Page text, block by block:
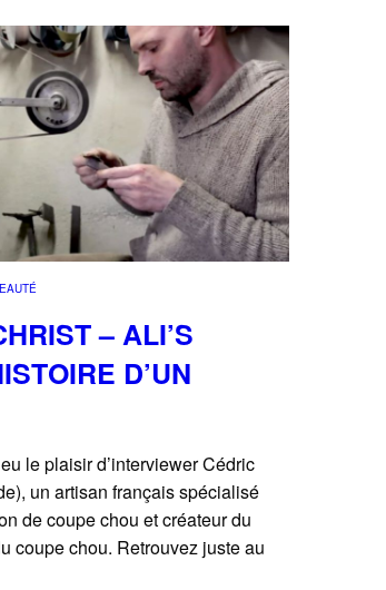
– ALI’S
D’UN
le plaisir d’interviewer Cédric
un artisan français spécialisé
de coupe chou et créateur du
coupe chou. Retrouvez juste au